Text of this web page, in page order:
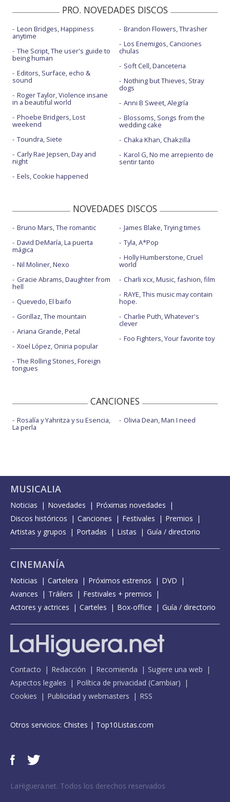
PRO. NOVEDADES DISCOS
Leon Bridges, Happiness
anytime
The Script, The user's guide to
being human
Editors, Surface, echo &
sound
Roger Taylor, Violence insane
in a beautiful world
Phoebe Bridgers, Lost
weekend
Toundra, Siete
Carly Rae Jepsen, Day and
night
Eels, Cookie happened
Brandon Flowers, Thrasher
Los Enemigos, Canciones
chulas
Soft Cell, Danceteria
Nothing but Thieves, Stray
dogs
Anni B Sweet, Alegría
Blossoms, Songs from the
wedding cake
Chaka Khan, Chakzilla
Karol G, No me arrepiento de
sentir tanto
NOVEDADES DISCOS
Bruno Mars, The romantic
David DeMaría, La puerta
mágica
Nil Moliner, Nexo
Gracie Abrams, Daughter from
hell
Quevedo, El baifo
Gorillaz, The mountain
Ariana Grande, Petal
Xoel López, Oniria popular
The Rolling Stones, Foreign
tongues
James Blake, Trying times
Tyla, A*Pop
Holly Humberstone, Cruel
world
Charli xcx, Music, fashion, film
RAYE, This music may contain
hope.
Charlie Puth, Whatever's
clever
Foo Fighters, Your favorite toy
CANCIONES
Rosalía y Yahritza y su Esencia,
La perla
Olivia Dean, Man I need
MUSICALIA
Noticias Novedades
Próximas novedades
Discos históricos
Canciones Festivales
Premios
Artistas y grupos
Portadas Listas Guía / directorio
CINEMANÍA
Noticias Cartelera Próximos estrenos
DVD
Avances
Tráilers
Festivales + premios
Actores y actrices
Carteles Box-office Guía / directorio
Contacto Redacción Recomienda
Sugiere una web
Aspectos legales
Política de privacidad (Cambiar)
Cookies
Publicidad y webmasters RSS
Otros servicios: Chistes | Top10Listas.com
LaHiguera.net. Todos los derechos reservados